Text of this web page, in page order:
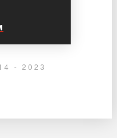
- 2023